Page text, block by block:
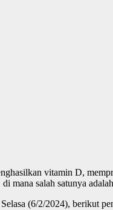
vitamin D,
mana salah satunya
Selasa (6/2/2024), berikut